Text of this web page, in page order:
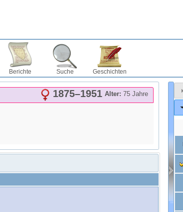
Berichte Suche Geschichten
Alter: 75 Jahre
1875–1951